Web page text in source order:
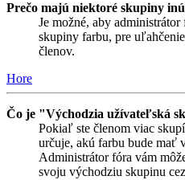
Prečo majú niektoré skupiny
Je možné, aby
skupiny farbu, pre
členov.
Hore
Čo je "Východzia užívateľská
Pokiaľ ste členom viac
určuje, akú farbu bude mať
Administrátor fóra vám
svoju východziu skupinu